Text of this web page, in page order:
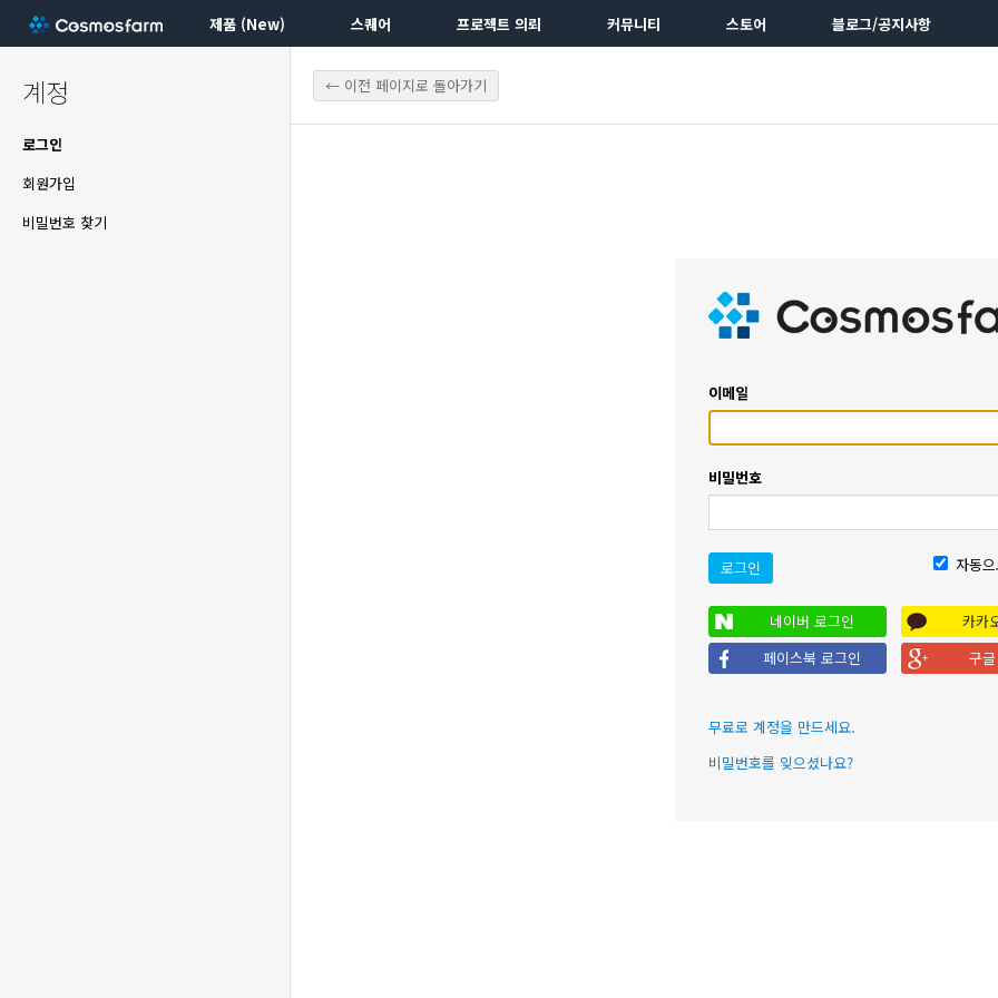
제품 (New) 스퀘어 프로젝트 의뢰 커뮤니티 스토어 블로그/공지사항
계정
로그인
회원가입
비밀번호 찾기
← 이전 페이지로 돌아가기
이메일
비밀번호
로그인 자동
네이버 로그인
카카
페이스북 로그인
구
무료로 계정을 만드세요.
비밀번호를 잊으셨나요?